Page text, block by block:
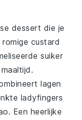
dessert die je
custard
suiker
lagen
ladyfingers
. Een heerlijke